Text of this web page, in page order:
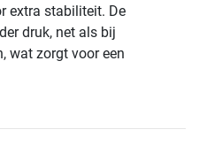
extra stabiliteit. De
druk, net als bij
wat zorgt voor een